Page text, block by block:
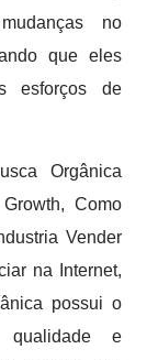
no
que eles
esforços de
Orgânica
Como
Vender
na Internet,
possui o
qualidade e